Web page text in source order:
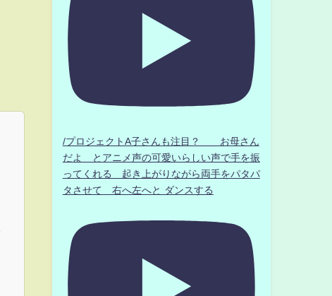
/プロジェクトA子さんも注目？ お母さん
だよ とアニメ声の可愛いらしい声で手を振
ってくれる 起き上がりながら両手をパタパ
タさせて 右へ左へと ダンスする